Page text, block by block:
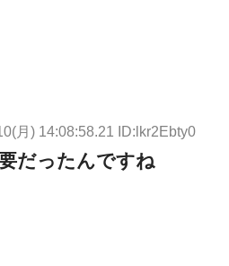
月) 14:08:58.21 ID:lkr2Ebty0
だったんですね